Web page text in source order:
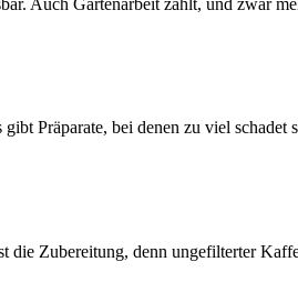
Präparate, bei denen zu viel schadet
die Zubereitung, denn ungefilterter